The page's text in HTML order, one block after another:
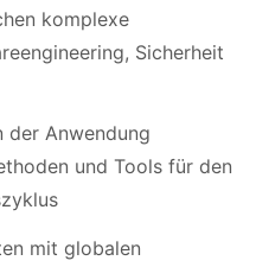
komplexe
Sicherheit
der Anwendung
und Tools für den
mit globalen